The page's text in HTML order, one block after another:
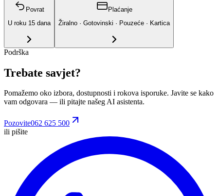
Povrat
U roku 15 dana
Plaćanje
Žiralno · Gotovinski · Pouzeće · Kartica
Podrška
Trebate savjet?
Pomažemo oko izbora, dostupnosti i rokova isporuke. Javite se kako
vam odgovara — ili pitajte našeg AI asistenta.
Pozovite062 625 500
ili pišite